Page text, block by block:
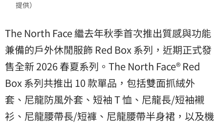
提供）
The North Face 繼去年秋季首次推出質感與功能
兼備的戶外休閒服飾 Red Box 系列，近期正式發
售全新 2026 春夏系列。The North Face® Red
Box 系列共推出 10 款單品，包括雙面抓絨外
套、尼龍防風外套、短袖 T 恤、尼龍長/短袖襯
衫、尼龍腰帶長/短褲、尼龍腰帶半身裙，以及機